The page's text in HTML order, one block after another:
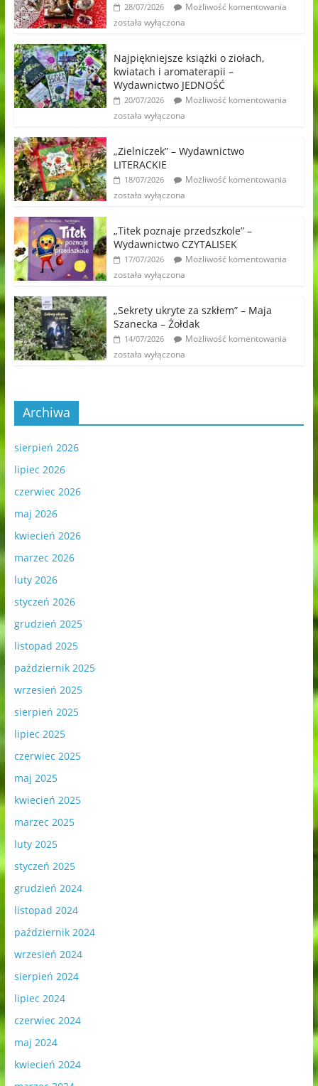
28/07/2026
Możliwość komentowania
została wyłączona
Najpiękniejsze książki o ziołach,
kwiatach i aromaterapii –
Wydawnictwo JEDNOŚĆ
20/07/2026
Możliwość komentowania
została wyłączona
„Zielniczek” – Wydawnictwo
LITERACKIE
18/07/2026
Możliwość komentowania
została wyłączona
„Titek poznaje przedszkole” –
Wydawnictwo CZYTALISEK
17/07/2026
Możliwość komentowania
została wyłączona
„Sekrety ukryte za szkłem” – Maja
Szanecka – Żołdak
14/07/2026
Możliwość komentowania
została wyłączona
Archiwa
sierpień 2026
lipiec 2026
czerwiec 2026
maj 2026
kwiecień 2026
marzec 2026
luty 2026
styczeń 2026
grudzień 2025
listopad 2025
październik 2025
wrzesień 2025
sierpień 2025
lipiec 2025
czerwiec 2025
maj 2025
kwiecień 2025
marzec 2025
luty 2025
styczeń 2025
grudzień 2024
listopad 2024
październik 2024
wrzesień 2024
sierpień 2024
lipiec 2024
czerwiec 2024
maj 2024
kwiecień 2024